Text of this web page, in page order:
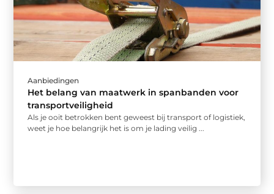
Aanbiedingen
Het belang van maatwerk in spanbanden voor
transportveiligheid
Als je ooit betrokken bent geweest bij transport of logistiek,
weet je hoe belangrijk het is om je lading veilig ...